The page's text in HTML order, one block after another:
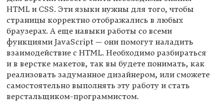
HTML и CSS. Эти языки нужны для того, чтобы
страницы корректно отображались в любых
браузерах. А еще навыки работы со всеми
функциями JavaScript — они помогут наладить
взаимодействие с HTML. Необходимо разбираться
и в верстке макетов, так вы будете понимать, как
реализовать задуманное дизайнером, или сможете
самостоятельно выполнять эту работу и стать
верстальщиком-программистом.